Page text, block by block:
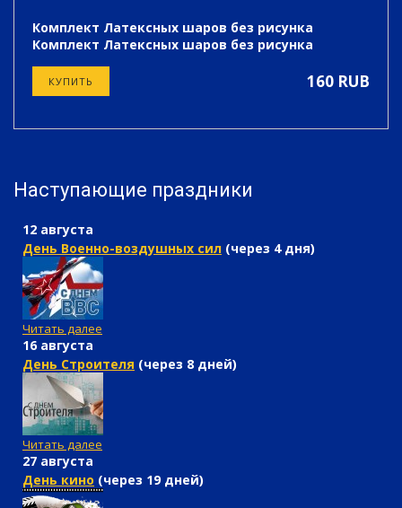
Комплект Латексных шаров без рисунка
Комплект Латексных шаров без рисунка
КУПИТЬ 160 RUB
Наступающие праздники
12 августа
День Военно-воздушных сил (через 4 дня)
Читать далее
16 августа
День Строителя (через 8 дней)
Читать далее
27 августа
День кино (через 19 дней)